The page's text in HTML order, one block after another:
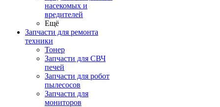
насекомых и
вредителей
Ещё
Запчасти для ремонта
техники
Тонер
Запчасти для СВЧ
печей
Запчасти для робот
пылесосов
Запчасти для
мониторов